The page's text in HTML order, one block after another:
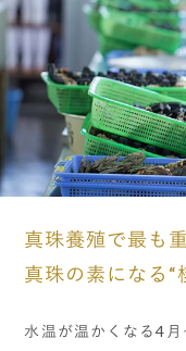
真珠養殖で最も
真珠の素になる“
水温が温かくなる4